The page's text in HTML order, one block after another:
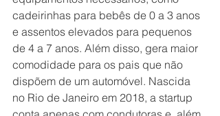
cadeirinhas para bebês de 0 a 3 anos
e assentos elevados para pequenos
de 4 a 7 anos. Além disso, gera maior
comodidade para os pais que não
dispõem de um automóvel. Nascida
no Rio de Janeiro em 2018, a startup